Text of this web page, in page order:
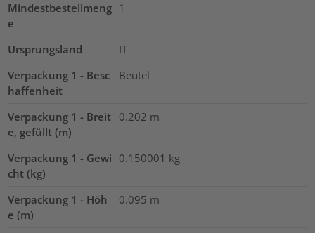
Mindestbestellmeng
e
1
Ursprungsland
IT
Verpackung 1 - Besc
haffenheit
Beutel
Verpackung 1 - Breit
e, gefüllt (m)
0.202 m
Verpackung 1 - Gewi
cht (kg)
0.150001 kg
Verpackung 1 - Höh
e (m)
0.095 m